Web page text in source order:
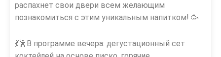
распахнет свои двери всем желающим
познакомиться с этим уникальным напитком! 🥳
💃🕺В программе вечера: дегустационный сет